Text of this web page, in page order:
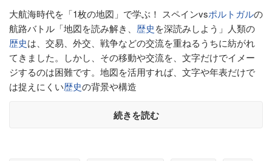
大航海時代を「1枚の地図」で学ぶ！ スペインvsポルトガルの
航路バトル「地図を読み解き、 歴史を深読みしよう」人類の
歴史は、交易、外交、戦争などの交流を重ねるうちに紡がれ
てきました。しかし、その移動や交流を、文字だけでイメー
ジするのは困難です。地図を活用すれば、文字や年表だけで
は捉えにくい歴史の背景や構造
続きを読む